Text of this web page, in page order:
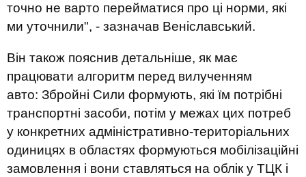
точно не варто перейматися про ці норми, які
ми уточнили", - зазначав Веніславський.
Він також пояснив детальніше, як має
працювати алгоритм перед вилученням
авто: Збройні Сили формують, які їм потрібні
транспортні засоби, потім у межах цих потреб
у конкретних адміністративно-територіальних
одиницях в областях формуються мобілізаційні
замовлення і вони ставляться на облік у ТЦК і